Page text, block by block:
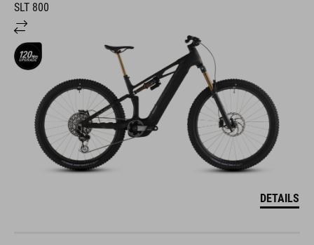
SLT 800
DETAILS